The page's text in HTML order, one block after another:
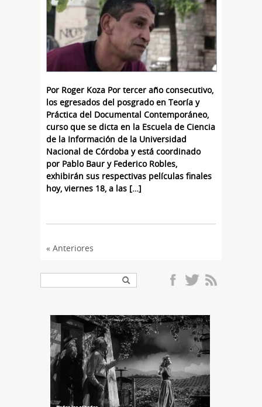
Por Roger Koza Por tercer año consecutivo,
los egresados del posgrado en Teoría y
Práctica del Documental Contemporáneo,
curso que se dicta en la Escuela de Ciencia
de la Información de la Universidad
Nacional de Córdoba y está coordinado
por Pablo Baur y Federico Robles,
exhibirán sus respectivas películas finales
hoy, viernes 18, a las […]
« Anteriores